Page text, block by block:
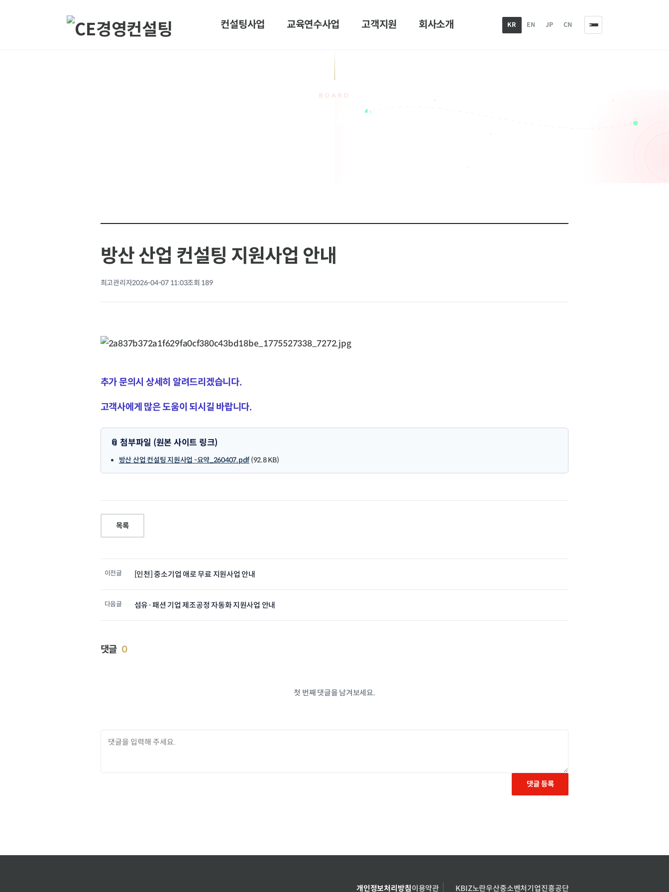
컨설팅사업 교육연수사업 고객지원 회사소개 KR EN JP CN
BOARD
정부지원사업공고
방산 산업 컨설팅 지원사업 안내
최고관리자2026-04-07 11:03조회 189
추가 문의시 상세히 알려드리겠습니다.
고객사에게 많은 도움이 되시길 바랍니다.
📎 첨부파일 (원본 사이트 링크)
방산 산업 컨설팅 지원사업 -요약_260407.pdf(92.8 KB)
목록
이전글 [인천] 중소기업 애로 무료 지원사업 안내
다음글 섬유·패션 기업 제조공정 자동화 지원사업 안내
댓글 0
첫 번째 댓글을 남겨보세요.
댓글 등록
개인정보처리방침이용약관 KBIZ노란우산중소벤처기업진흥공단